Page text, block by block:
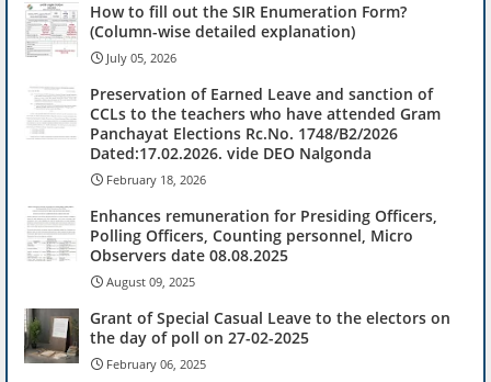
How to fill out the SIR Enumeration Form?
(Column-wise detailed explanation)
July 05, 2026
Preservation of Earned Leave and sanction of
CCLs to the teachers who have attended Gram
Panchayat Elections Rc.No. 1748/B2/2026
Dated:17.02.2026. vide DEO Nalgonda
February 18, 2026
Enhances remuneration for Presiding Officers,
Polling Officers, Counting personnel, Micro
Observers date 08.08.2025
August 09, 2025
Grant of Special Casual Leave to the electors on
the day of poll on 27-02-2025
February 06, 2025